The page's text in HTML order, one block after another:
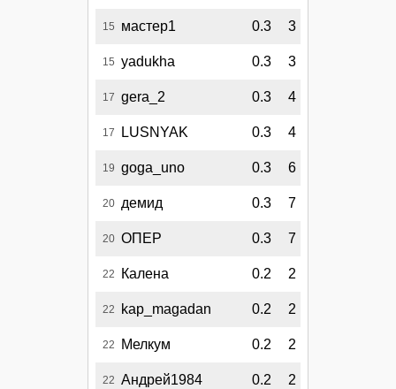
15 мастер1 0.3 3
15 yadukha 0.3 3
17 gera_2 0.3 4
17 LUSNYAK 0.3 4
19 goga_uno 0.3 6
20 демид 0.3 7
20 ОПЕР 0.3 7
22 Калена 0.2 2
22 kap_magadan 0.2 2
22 Мелкум 0.2 2
22 Андрей1984 0.2 2